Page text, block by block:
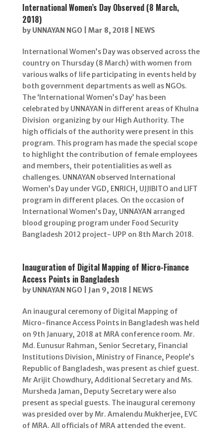
International Women’s Day Observed (8 March,
2018)
by UNNAYAN NGO| Mar 8, 2018| NEWS
International Women’s Day was observed across the
country on Thursday (8 March) with women from
various walks of life participating in events held by
both government departments as well as NGOs.
The ‘International Women’s Day’ has been
celebrated by UNNAYAN in different areas of Khulna
Division organizing by our High Authority. The
high officials of the authority were present in this
program. This program has made the special scope
to highlight the contribution of female employees
and members, their potentialities as well as
challenges. UNNAYAN observed International
Women’s Day under VGD, ENRICH, UJJIBITO and LIFT
program in different places. On the occasion of
International Women’s Day, UNNAYAN arranged
blood grouping program under Food Security
Bangladesh 2012 project- UPP on 8th March 2018.
Inauguration of Digital Mapping of Micro-Finance
Access Points in Bangladesh
by UNNAYAN NGO| Jan 9, 2018| NEWS
An inaugural ceremony of Digital Mapping of
Micro-finance Access Points in Bangladesh was held
on 9th January, 2018 at MRA conference room. Mr.
Md. Eunusur Rahman, Senior Secretary, Financial
Institutions Division, Ministry of Finance, People’s
Republic of Bangladesh, was present as chief guest.
Mr Arijit Chowdhury, Additional Secretary and Ms.
Mursheda Jaman, Deputy Secretary were also
present as special guests. The inaugural ceremony
was presided over by Mr. Amalendu Mukherjee, EVC
of MRA. All officials of MRA attended the event.